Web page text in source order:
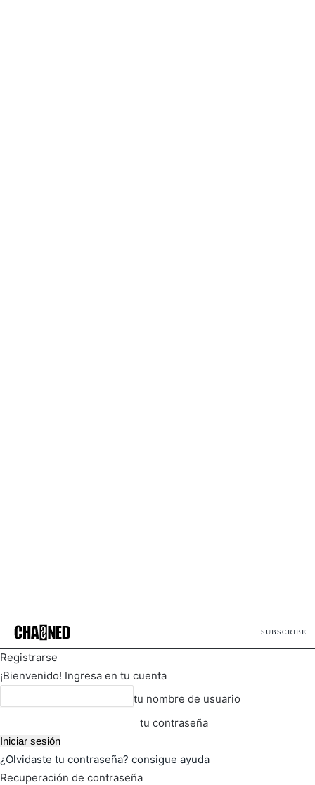
SUBSCRIBE
Registrarse
¡Bienvenido! Ingresa en tu cuenta
tu nombre de usuario
tu contraseña
¿Olvidaste tu contraseña? consigue ayuda
Recuperación de contraseña